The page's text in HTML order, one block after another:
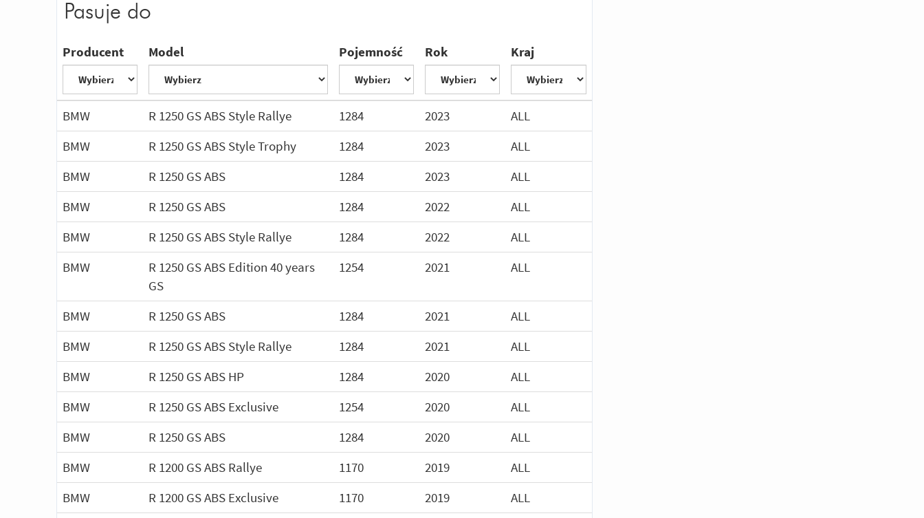
Pasuje do
Producent Model Pojemność Rok Kraj
BMW R 1250 GS ABS Style Rallye 1284 2023
ALL
BMW
R 1250 GS ABS Style Trophy 1284 2023
ALL
BMW
R 1250 GS ABS 1284 2023
ALL
BMW
R 1250 GS ABS 1284 2022
ALL
BMW
R 1250 GS ABS Style Rallye 1284 2022
ALL
BMW
R 1250 GS ABS Edition 40 years
GS
1254 2021 ALL
BMW R 1250 GS ABS 1284 2021
ALL
BMW
R 1250 GS ABS Style Rallye 1284 2021
ALL
BMW
R 1250 GS ABS HP 1284 2020
ALL
BMW
R 1250 GS ABS Exclusive 1254 2020
ALL
BMW
R 1250 GS ABS 1284 2020
ALL
BMW
R 1200 GS ABS Rallye 1170 2019
ALL
BMW
R 1200 GS ABS Exclusive 1170 2019
ALL